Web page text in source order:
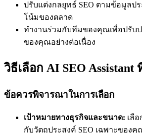
ปรับแต่งกลยุทธ์ SEO ตามข้อมูลป
โน้มของตลาด
ทำงานร่วมกับทีมของคุณเพื่อปรับป
ของคุณอย่างต่อเนื่อง
วิธีเลือก AI SEO Assistant
ข้อควรพิจารณาในการเลือก
เป้าหมายทางธุรกิจและขนาด: เลื
กับวัตถุประสงค์ SEO เฉพาะของ